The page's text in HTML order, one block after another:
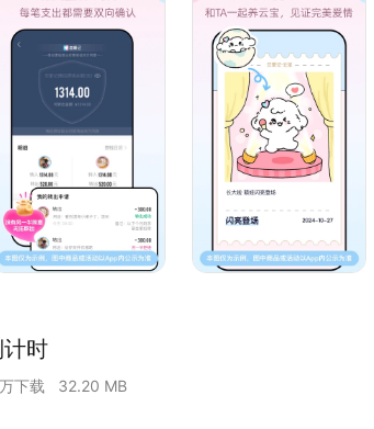
”，见证爱情的成长与陪伴～
恋爱更有趣！
接心与心的每个瞬间！
她的健康每一天～
彼此亲密感与信任！
晚安！
爱情的纪念日永远温暖心间！
分享彼此的喜怒哀乐！
生活中的小摩擦～
爱情点滴，发现每一个甜蜜瞬间。
时
下载 32.20 MB